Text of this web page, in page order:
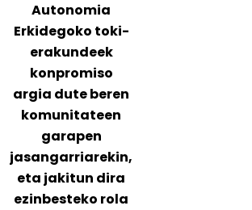
Autonomia
Erkidegoko toki-
erakundeek
konpromiso
argia dute beren
komunitateen
garapen
jasangarriarekin,
eta jakitun dira
ezinbesteko rola